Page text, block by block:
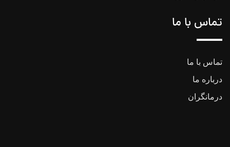
تماس با ما
تماس با ما
درباره ما
درمانگران